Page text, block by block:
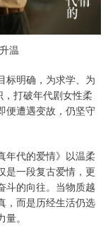
温
标明确，为求学、为
打破年代剧女性柔
便遭遇变故，仍坚守
年代的爱情》以温柔
是一段复古爱情，更
斗的向往。当物质越
，而是历经生活仍选
。